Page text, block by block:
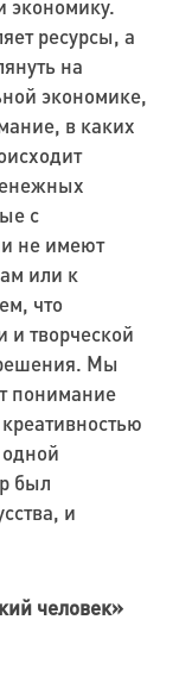
экономику.
ресурсы, а
на
экономике,
в каких
с
не имеют
или к
что
и творческой
. Мы
понимание
был
и
человек»